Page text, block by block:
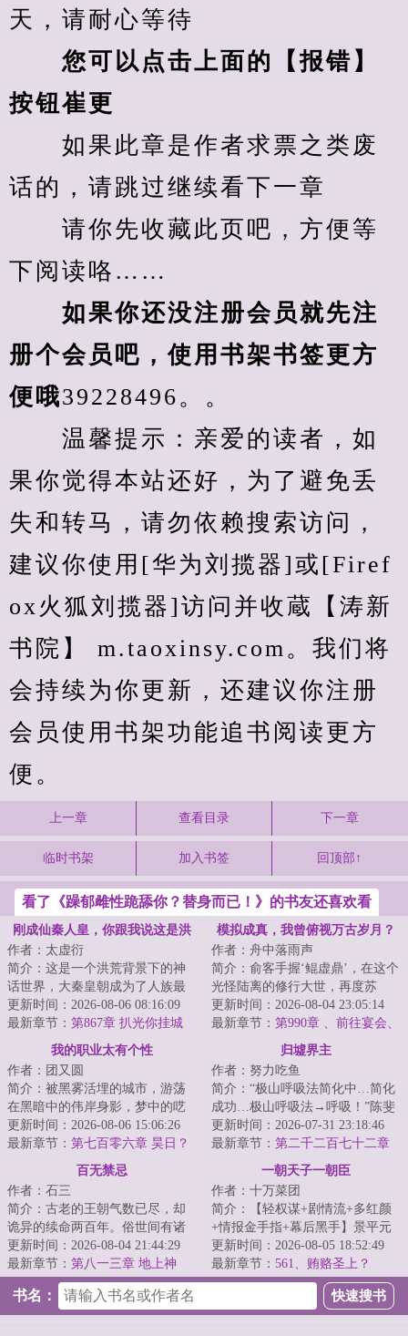
天，请耐心等待
您可以点击上面的【报错】
按钮崔更
如果此章是作者求票之类废
话的，请跳过继续看下一章
请你先收藏此页吧，方便等
下阅读咯……
如果你还没注册会员就先注
册个会员吧，使用书架书签更方
便哦39228496。。
温馨提示：亲爱的读者，如
果你觉得本站还好，为了避免丢
失和转马，请勿依赖搜索访问，
建议你使用[华为刘揽器]或[Firef
ox火狐刘揽器]访问并收蔵【涛新
书院】 m.taoxinsy.com。我们将
会持续为你更新，还建议你注册
会员使用书架功能追书阅读更方
便。
上一章 查看目录 下一章
临时书架 加入书签 回顶部↑
看了《躁郁雌性跪舔你？替身而已！》的书友还喜欢看
刚成仙秦人皇，你跟我说这是洪
作者：太虚衍
简介：这是一个洪荒背景下的神
话世界，大秦皇朝成为了人族最
后一个气运之朝！凡人在这个世
界，微不足道，...
更新时间：2026-08-06 08:16:09
最新章节： 第867章 扒光你挂城
墙！天宗掌门被一招夺剑，羞愤
模拟成真，我曾俯视万古岁月？
作者：舟中落雨声
简介：俞客手握‘鲲虚鼎’，在这个
光怪陆离的修行大世，再度苏
醒。【每一次天人转生，就是一
次崭新的开始...
更新时间：2026-08-04 23:05:14
最新章节： 第990章 、前往宴会、
我的职业太有个性
作者：团又圆
简介：被黑雾活埋的城市，游荡
在黑暗中的伟岸身影，梦中的呓
语，如山岳的金属残骸，这是一
个疯狂的世界，...
更新时间：2026-08-06 15:06:26
最新章节： 第七百零六章 昊日？
终墟？黑白流光？
归墟界主
作者：努力吃鱼
简介：“极山呼吸法简化中…简化
成功…极山呼吸法→呼吸！”陈斐
深吸了一口气。“极山呼吸法经验
值+。”...
更新时间：2026-07-31 23:18:46
最新章节： 第二千二百七十二章
百无禁忌
作者：石三
简介：古老的王朝气数已尽，却
诡异的续命两百年。俗世间有诸
多禁忌。不可犯禁、犯禁必死！
出门先看黄历，...
更新时间：2026-08-04 21:44:29
最新章节： 第八一三章 地上神
一朝天子一朝臣
作者：十万菜团
简介：【轻权谋+剧情流+多红颜
+情报金手指+幕后黑手】景平元
月，人间出了件大事。大周将领
赵氏黄袍加身，...
更新时间：2026-08-05 18:52:49
最新章节： 561、贿赂圣上？
书名：